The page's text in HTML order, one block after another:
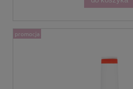
promocja